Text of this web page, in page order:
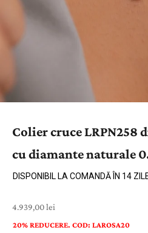
Colier cruce LRPN258
cu diamante naturale
DISPONIBIL LA COMANDĂ ÎN 14
Preț cu reducere
4.939,00 lei
20% REDUCERE. COD: LAROSA20